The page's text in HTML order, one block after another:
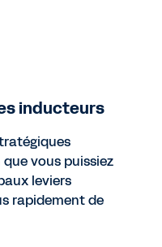
inducteurs
vous puissiez
leviers
rapidement de